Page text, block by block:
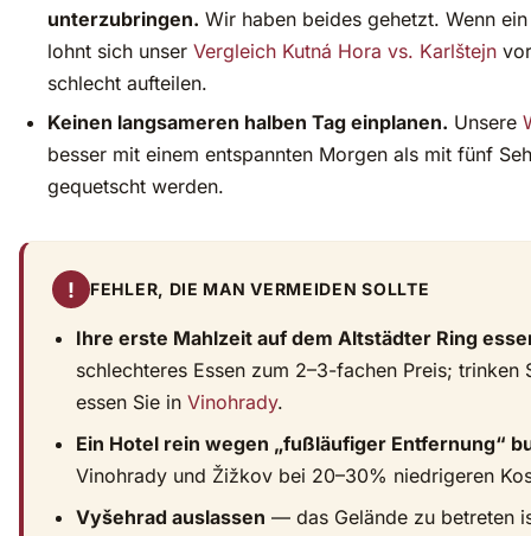
unterzubringen. Wir haben beides gehetzt. Wenn
lohnt sich unser Vergleich Kutná Hora vs. Karlštejn
schlecht aufteilen.
Keinen langsameren halben Tag einplanen. Unsere
besser mit einem entspannten Morgen als mit fünf
gequetscht werden.
! FEHLER, DIE MAN VERMEIDEN SOLLTE
Ihre erste Mahlzeit auf dem Altstädter Ring
schlechteres Essen zum 2–3-fachen Preis;
essen Sie in Vinohrady.
Ein Hotel rein wegen „fußläufiger Entfernung“
Vinohrady und Žižkov bei 20–30% niedrigeren
Vyšehrad auslassen — das Gelände zu betreten